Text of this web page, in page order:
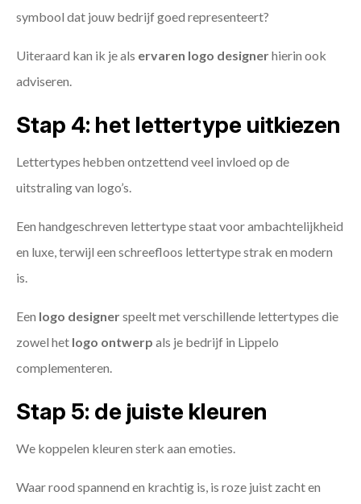
symbool dat jouw bedrijf goed representeert?
Uiteraard kan ik je als ervaren logo designerhierin ook
adviseren.
Stap 4: het lettertype uitkiezen
Lettertypes hebben ontzettend veel invloed op de
uitstraling van logo’s.
Een handgeschreven lettertype staat voor ambachtelijkheid
en luxe, terwijl een schreefloos lettertype strak en modern
is.
Een logo designerspeelt met verschillende lettertypes die
zowel het logo ontwerp als je bedrijf in Lippelo
complementeren.
Stap 5: de juiste kleuren
We koppelen kleuren sterk aan emoties.
Waar rood spannend en krachtig is, is roze juist zacht en